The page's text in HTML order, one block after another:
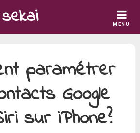
MENU
paramétrer
Google
sur iPhone?